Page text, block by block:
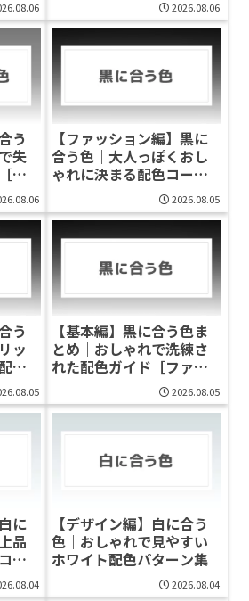
2026.08.06
う
失
フ
］
【ファッション編】黒に
合う色｜大人っぽくおし
ゃれに決まる配色コーデ
2026.08.05
う
ッ
色
【基本編】黒に合う色ま
とめ｜おしゃれで洗練さ
れた配色ガイド［ファッ
ション・デザイン］2026.08.05
に
品
ー
【デザイン編】白に合う
色｜おしゃれで見やすい
ホワイト配色パターン集
2026.08.04